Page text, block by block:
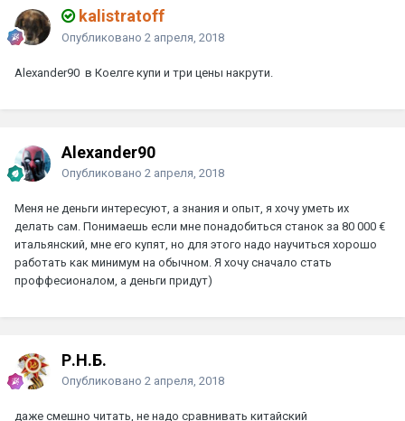
kalistratoff
Опубликовано 2 апреля, 2018
Alexander90 в Коелге купи и три цены накрути.
Alexander90
Опубликовано 2 апреля, 2018
Меня не деньги интересуют, а знания и опыт, я хочу уметь их
делать сам. Понимаешь если мне понадобиться станок за 80 000 €
итальянский, мне его купят, но для этого надо научиться хорошо
работать как минимум на обычном. Я хочу сначало стать
проффесионалом, а деньги придут)
Р.Н.Б.
Опубликовано 2 апреля, 2018
даже смешно читать, не надо сравнивать китайский